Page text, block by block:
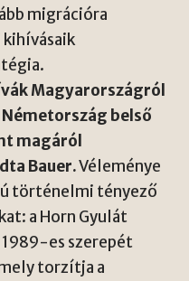
migrációra
Magyarországról
belső
magáról
Bauer.Véleménye
történelmi tényező
a Horn Gyulát
es szerepét
torzítja a